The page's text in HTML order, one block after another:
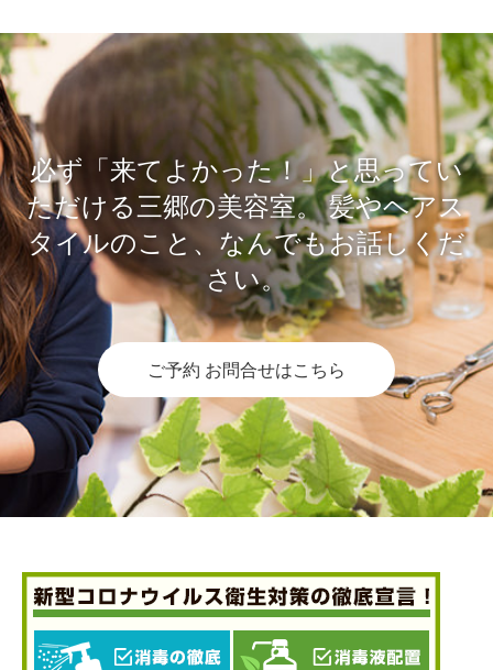
必ず「来てよかった！」と思ってい
ただける三郷の美容室。髪やヘアス
タイルのこと、なんでもお話しくだ
さい。
ご予約 お問合せはこちら